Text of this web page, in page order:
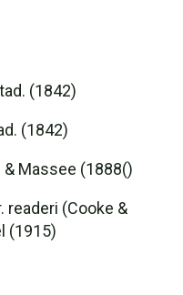
(1842)
(1842)
Massee (1888()
readeri (Cooke &
(1915)